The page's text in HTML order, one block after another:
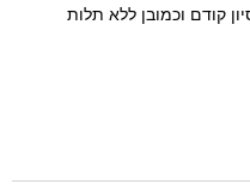
קודם וכמובן ללא תלות